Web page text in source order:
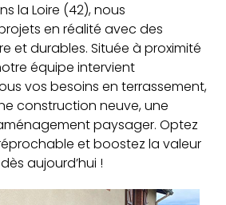
la Loire (42), nous
en réalité avec des
et durables. Située à proximité
équipe intervient
vos besoins en terrassement,
construction neuve, une
paysager. Optez
et boostez la valeur
aujourd’hui !